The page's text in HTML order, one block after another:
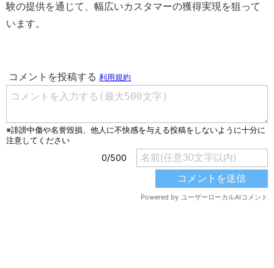
験の提供を通じて、幅広いカスタマーの獲得実現を狙って
います。